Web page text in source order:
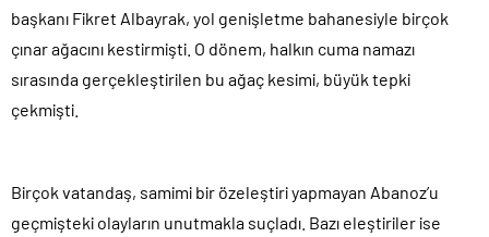
başkanı Fikret Albayrak, yol genişletme bahanesiyle birçok
çınar ağacını kestirmişti. O dönem, halkın cuma namazı
sırasında gerçekleştirilen bu ağaç kesimi, büyük tepki
çekmişti.
Birçok vatandaş, samimi bir özeleştiri yapmayan Abanoz’u
geçmişteki olayların unutmakla suçladı. Bazı eleştiriler ise